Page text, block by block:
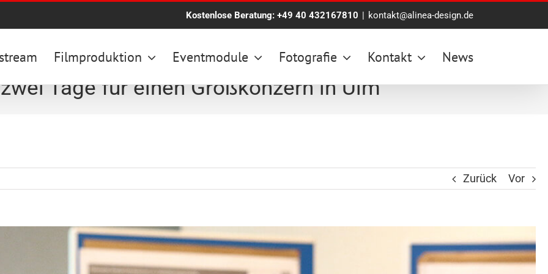
Kostenlose Beratung: +49 40 432167810 | kontakt@alinea-design.de
Filmproduktion Eventmodule Fotografie Kontakt News
Tage für einen Großkonzern in Ulm
Zurück Vor